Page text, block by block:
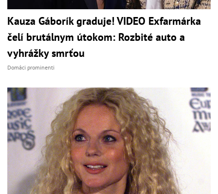
Kauza Gáborík graduje! VIDEO Exfarmárka
čelí brutálnym útokom: Rozbité auto a
vyhrážky smrťou
Domáci prominenti